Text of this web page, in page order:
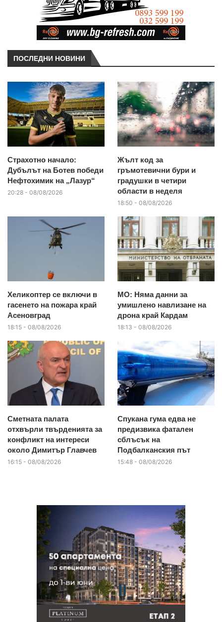
ПОСЛЕДНИ НОВИНИ
Страхотно начало:
Дубълът на Ботев победи
Нефтохимик на „Лазур“
20:28 - 08/08/2026
Жълт код за
гръмотевични бури и
градушки в четири
области в неделя
18:50 - 08/08/2026
Хеликоптер се включи в
гасенето на пожара край
Асеновград
18:15 - 08/08/2026
МО: Няма данни за
умишлено навлизане на
дрона край Кардам
18:13 - 08/08/2026
Сметната палата
отхвърли твърденията за
конфликт на интереси
около Димитър Главчев
16:15 - 08/08/2026
Спукана гума едва не
предизвика фатален
сблъсък на
Подбалканския път
15:48 - 08/08/2026